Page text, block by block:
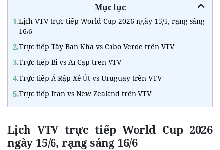
Mục lục
1.Lịch VTV trực tiếp World Cup 2026 ngày 15/6, rạng sáng
16/6
2.Trực tiếp Tây Ban Nha vs Cabo Verde trên VTV
3.Trực tiếp Bỉ vs Ai Cập trên VTV
4.Trực tiếp Ả Rập Xê Út vs Uruguay trên VTV
5.Trực tiếp Iran vs New Zealand trên VTV
Lịch VTV trực tiếp World Cup 2026
ngày 15/6, rạng sáng 16/6